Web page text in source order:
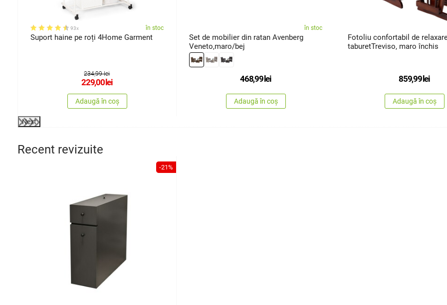
93x în stoc
Suport haine pe roți 4Home Garment
234,99 lei
229,00lei
Adaugă în coș
în stoc
Set de mobilier din ratan Avenberg
Veneto,maro/bej
468,99lei
Adaugă în coș
Fotoliu confortabil de
taburetTreviso, maro închis
859,99lei
Adaugă în coș
Next
Recent revizuite
-21%